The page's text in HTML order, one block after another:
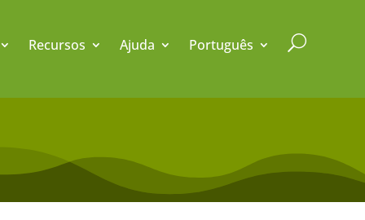
Recursos Ajuda Português U